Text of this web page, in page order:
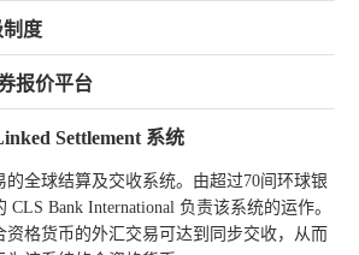
度
报价平台
Settlement 系统
的全球结算及交收系统。由超过70间环球银
Bank International 负责该系统的运作。
资格货币的外汇交易可达到同步交收，从而